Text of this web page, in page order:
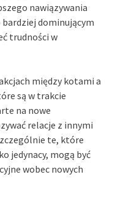
nawiązywania
dominującym
trudności w
między kotami a
są w trakcie
na nowe
relacje z innymi
te, które
jedynacy, mogą być
wobec nowych